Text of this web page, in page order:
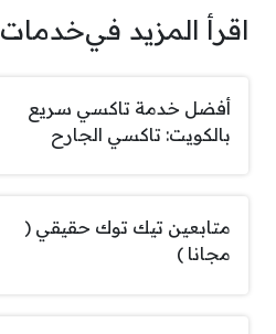
اقرأ المزيد فيخدمات
أفضل خدمة تاكسي سريع
بالكويت: تاكسي الجارح
متابعين تيك توك حقيقي (
مجانا )